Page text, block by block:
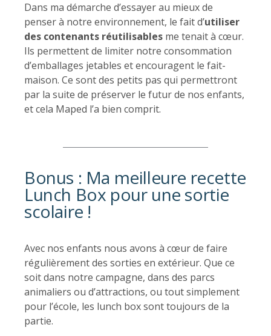
Dans ma démarche d’essayer au mieux de
penser à notre environnement, le fait d’utiliser
des contenants réutilisables me tenait à cœur.
Ils permettent de limiter notre consommation
d’emballages jetables et encouragent le fait-
maison. Ce sont des petits pas qui permettront
par la suite de préserver le futur de nos enfants,
et cela Maped l’a bien comprit.
Bonus : Ma meilleure recette
Lunch Box pour une sortie
scolaire !
Avec nos enfants nous avons à cœur de faire
régulièrement des sorties en extérieur. Que ce
soit dans notre campagne, dans des parcs
animaliers ou d’attractions, ou tout simplement
pour l’école, les lunch box sont toujours de la
partie.